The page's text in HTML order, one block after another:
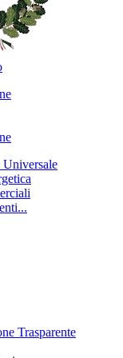
Trasparente